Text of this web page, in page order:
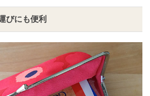
びにも便利